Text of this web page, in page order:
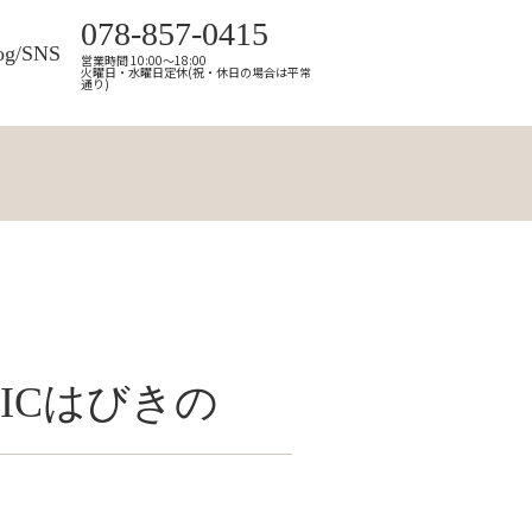
SNS
078-857-0415
営業時間 10:00～18:00
火曜日・水曜日定休(祝・休日の場合は平常
通り)
はびきの